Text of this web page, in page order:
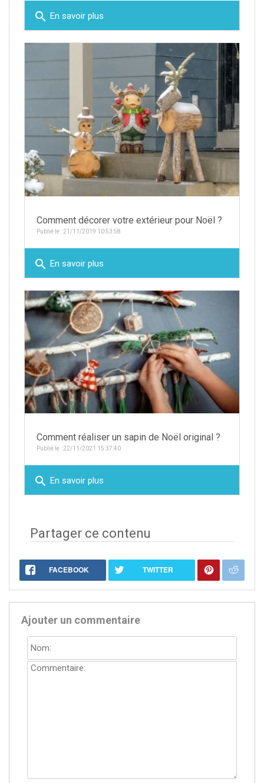
search En savoir plus
Comment décorer votre extérieur pour Noël ?
Publié le : 21/11/2019 10:53:58
search En savoir plus
Comment réaliser un sapin de Noël original ?
Publié le : 22/11/2021 15:37:40
search En savoir plus
Partager ce contenu
FACEBOOK TWITTER
Ajouter un commentaire